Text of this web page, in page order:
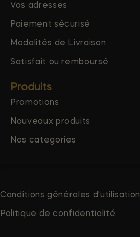
Vos adresses
Paiement sécurisé
Modalités de Livraison
Satisfait ou remboursé
Produits
Promotions
Nouveaux produits
Nos categories
Conditions générales d'utilisation
Politique de confidentialité